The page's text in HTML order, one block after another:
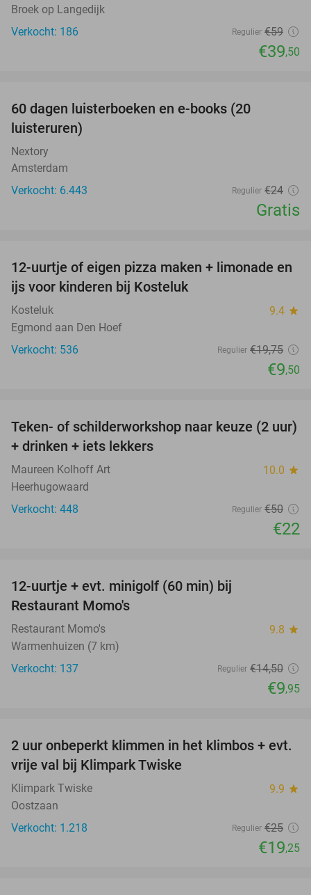
Broek op Langedijk
Verkocht: 186
Regulier €59
€39,50
60 dagen luisterboeken en e-books (20
luisteruren)
Nextory
Amsterdam
Verkocht: 6.443
Regulier €24
Gratis
52%
12-uurtje of eigen pizza maken + limonade en
ijs voor kinderen bij Kosteluk
Kosteluk 9.4 star
Egmond aan Den Hoef
Verkocht: 536
Regulier €19,75
€9,50
56%
Teken- of schilderworkshop naar keuze (2 uur)
+ drinken + iets lekkers
Maureen Kolhoff Art 10.0 star
Heerhugowaard
Verkocht: 448
Regulier €50
€22
12-uurtje + evt. minigolf (60 min) bij
Restaurant Momo's
Restaurant Momo's 9.8 star
Warmenhuizen (7 km)
Verkocht: 137
Regulier €14,50
€9,95
23%
2 uur onbeperkt klimmen in het klimbos + evt.
vrije val bij Klimpark Twiske
Klimpark Twiske 9.9 star
Oostzaan
Verkocht: 1.218
Regulier €25
€19,25